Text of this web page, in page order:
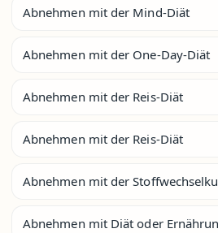
Abnehmen mit der Mind-Diät
Abnehmen mit der One-Day-Diät
Abnehmen mit der Reis-Diät
Abnehmen mit der Reis-Diät
Abnehmen mit der
Abnehmen mit Diät oder